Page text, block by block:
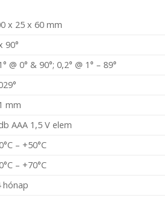
x 25 x 60 mm
90°
@ 0° & 90°; 0,2° @ 1° – 89°
mm
AAA 1,5 V elem
– +50°C
– +70°C
hónap